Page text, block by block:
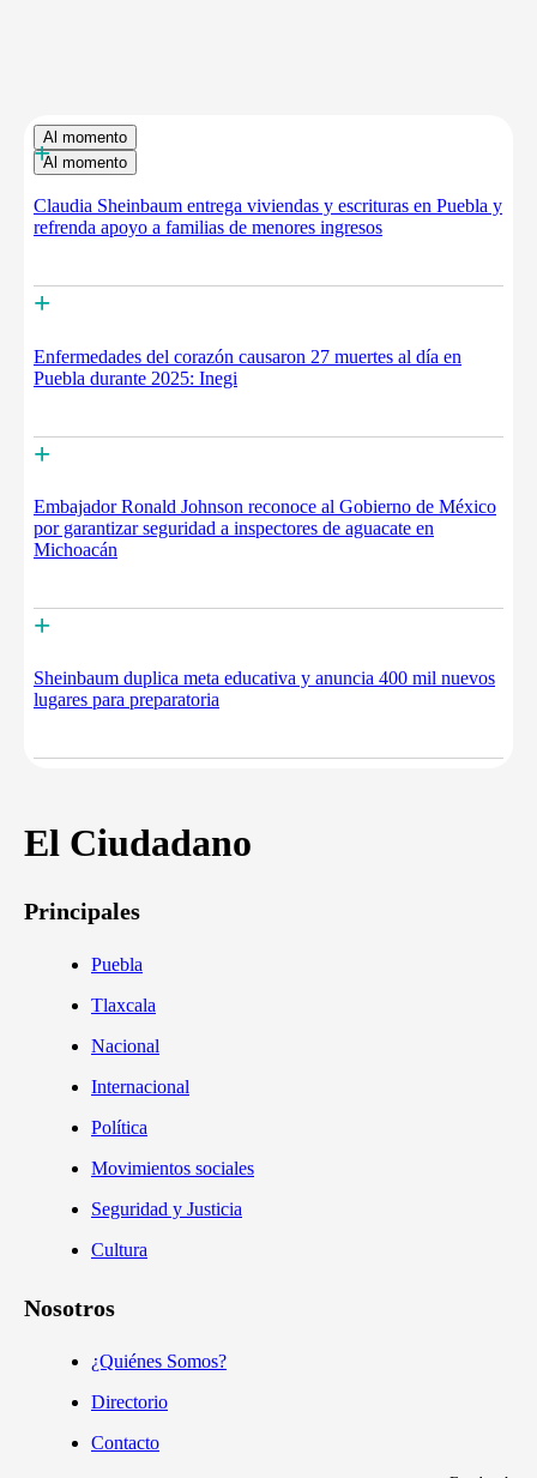
Al momento
Al momento
+
Claudia Sheinbaum entrega viviendas y escrituras en Puebla y
refrenda apoyo a familias de menores ingresos
+
Enfermedades del corazón causaron 27 muertes al día en
Puebla durante 2025: Inegi
+
Embajador Ronald Johnson reconoce al Gobierno de México
por garantizar seguridad a inspectores de aguacate en
Michoacán
+
Sheinbaum duplica meta educativa y anuncia 400 mil nuevos
lugares para preparatoria
El Ciudadano
Principales
Puebla
Tlaxcala
Nacional
Internacional
Política
Movimientos sociales
Seguridad y Justicia
Cultura
Nosotros
¿Quiénes Somos?
Directorio
Contacto